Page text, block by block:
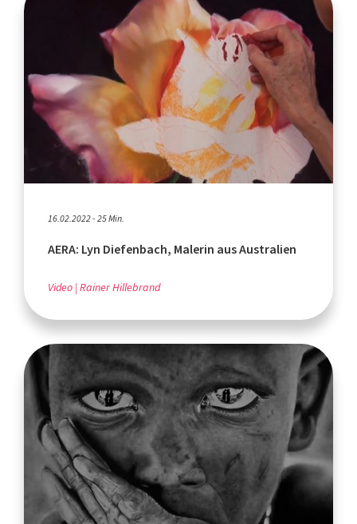
16.02.2022 - 25 Min.
AERA: Lyn Diefenbach, Malerin aus Australien
Video Rainer Hillebrand